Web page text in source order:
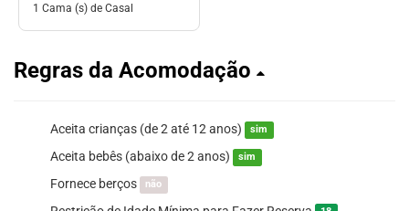
1 Cama (s) de Casal
Regras da Acomodação
Aceita crianças (de 2 até 12 anos) sim
Aceita bebês (abaixo de 2 anos) sim
Fornece berços não